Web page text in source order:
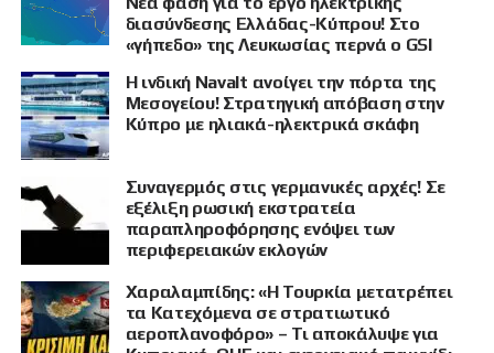
διασύνδεσης Ελλάδας-Κύπρου! Στο
«γήπεδο» της Λευκωσίας περνά ο GSI
Η ινδική Navalt ανοίγει την πόρτα της
Μεσογείου! Στρατηγική απόβαση στην
Κύπρο με ηλιακά-ηλεκτρικά σκάφη
Συναγερμός στις γερμανικές αρχές! Σε
εξέλιξη ρωσική εκστρατεία
παραπληροφόρησης ενόψει των
περιφερειακών εκλογών
Χαραλαμπίδης: «Η Τουρκία μετατρέπει
τα Κατεχόμενα σε στρατιωτικό
αεροπλανοφόρο» – Τι αποκάλυψε για